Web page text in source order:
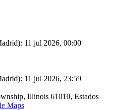
11 jul 2026, 00:00
11 jul 2026, 23:59
Illinois 61010, Estados
Maps